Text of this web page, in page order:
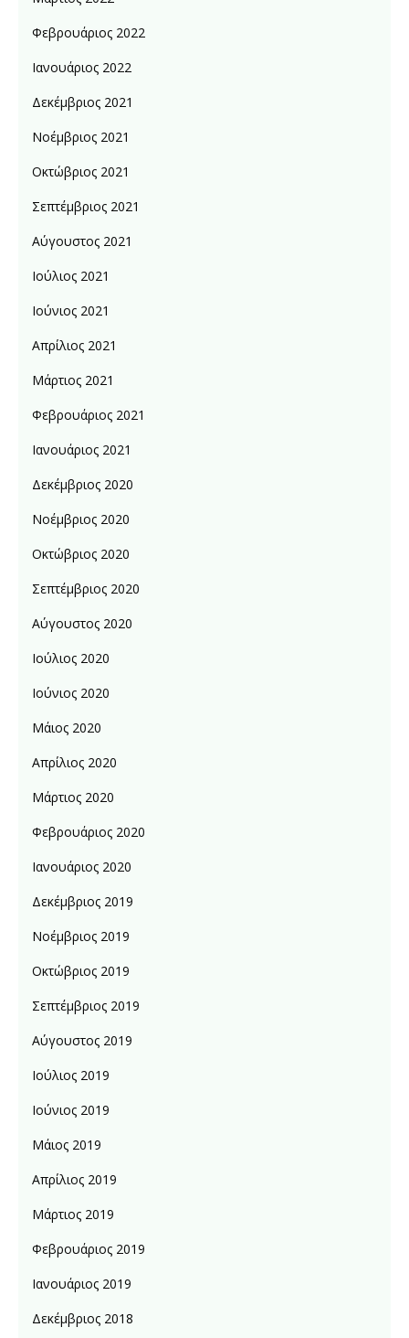
Φεβρουάριος 2022
Ιανουάριος 2022
Δεκέμβριος 2021
Νοέμβριος 2021
Οκτώβριος 2021
Σεπτέμβριος 2021
Αύγουστος 2021
Ιούλιος 2021
Ιούνιος 2021
Απρίλιος 2021
Μάρτιος 2021
Φεβρουάριος 2021
Ιανουάριος 2021
Δεκέμβριος 2020
Νοέμβριος 2020
Οκτώβριος 2020
Σεπτέμβριος 2020
Αύγουστος 2020
Ιούλιος 2020
Ιούνιος 2020
Μάιος 2020
Απρίλιος 2020
Μάρτιος 2020
Φεβρουάριος 2020
Ιανουάριος 2020
Δεκέμβριος 2019
Νοέμβριος 2019
Οκτώβριος 2019
Σεπτέμβριος 2019
Αύγουστος 2019
Ιούλιος 2019
Ιούνιος 2019
Μάιος 2019
Απρίλιος 2019
Μάρτιος 2019
Φεβρουάριος 2019
Ιανουάριος 2019
Δεκέμβριος 2018